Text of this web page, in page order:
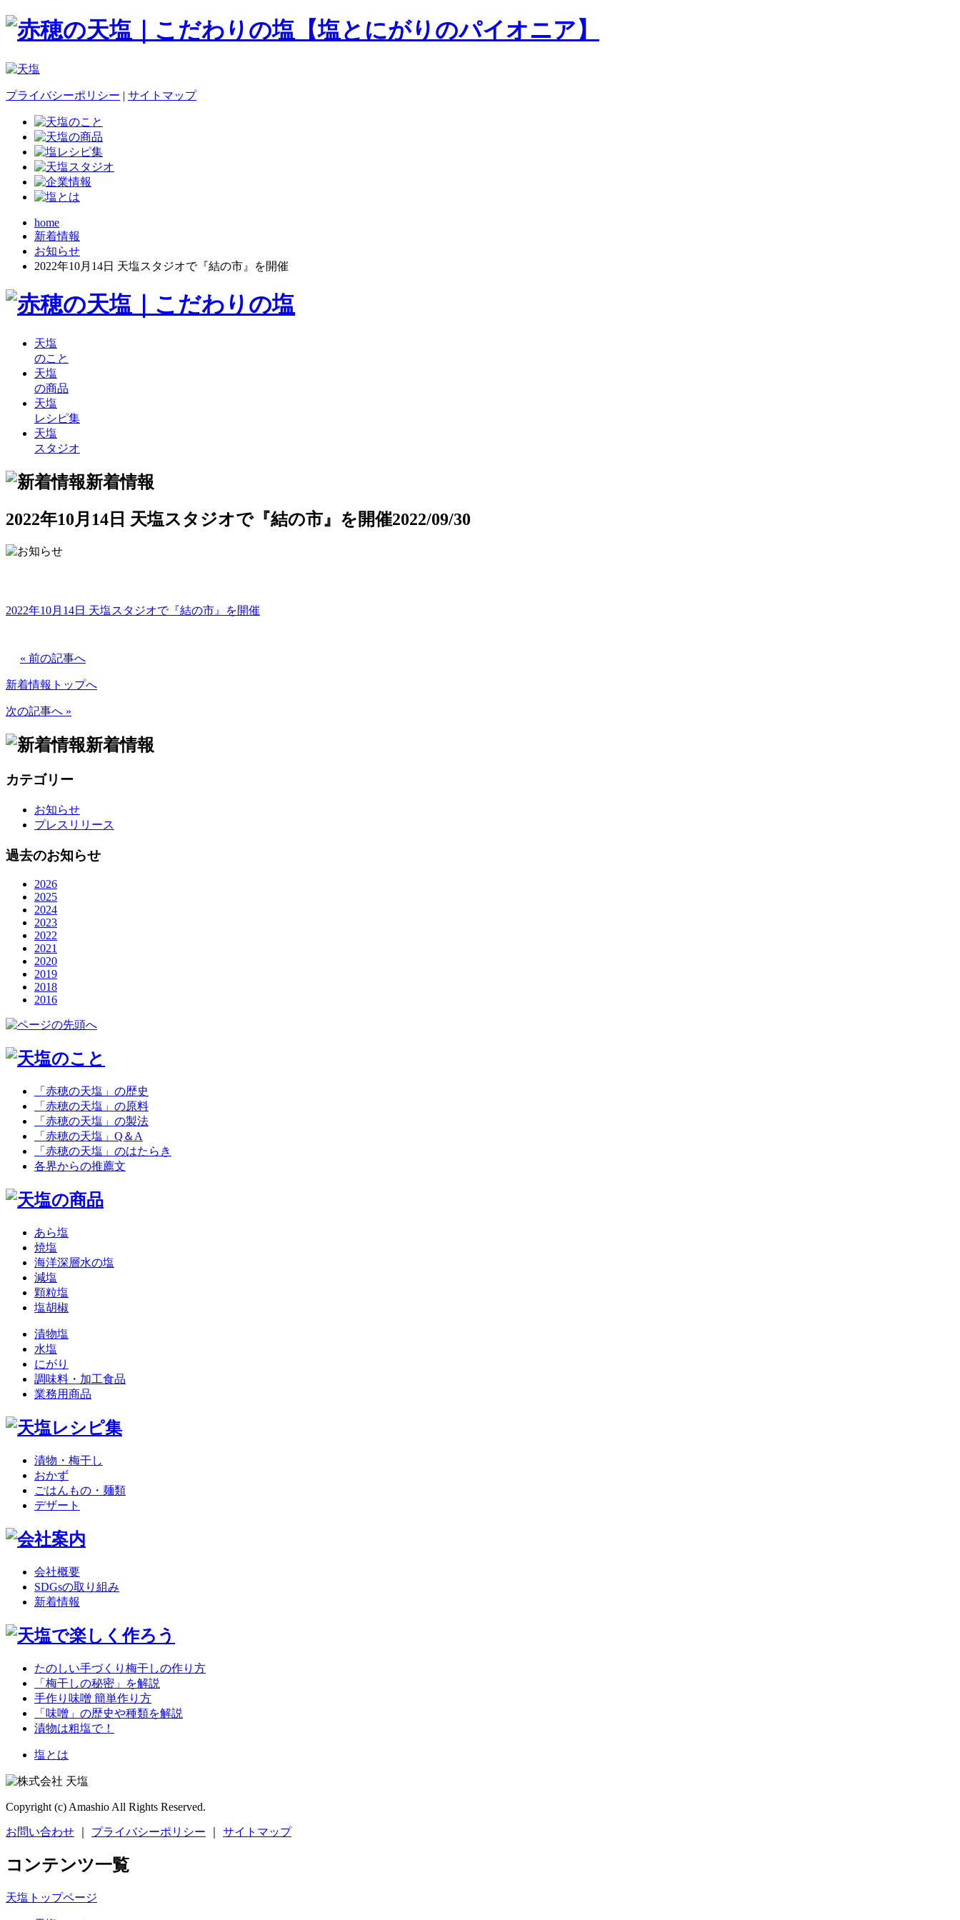
プライバシーポリシー | サイトマップ
home
新着情報
お知らせ
2022年10月14日 天塩スタジオで『結の市』を開催
天塩
のこと
天塩
の商品
天塩
レシピ集
天塩
スタジオ
新着情報
2022年10月14日 天塩スタジオで『結の市』を開催2022/09/30
2022年10月14日 天塩スタジオで『結の市』を開催
« 前の記事へ
新着情報トップへ
次の記事へ »
新着情報
カテゴリー
お知らせ
プレスリリース
過去のお知らせ
2026
2025
2024
2023
2022
2021
2020
2019
2018
2016
「赤穂の天塩」の歴史
「赤穂の天塩」の原料
「赤穂の天塩」の製法
「赤穂の天塩」Q＆A
「赤穂の天塩」のはたらき
各界からの推薦文
あら塩
焼塩
海洋深層水の塩
減塩
顆粒塩
塩胡椒
漬物塩
水塩
にがり
調味料・加工食品
業務用商品
漬物・梅干し
おかず
ごはんもの・麺類
デザート
会社概要
SDGsの取り組み
新着情報
たのしい手づくり梅干しの作り方
「梅干しの秘密」を解説
手作り味噌 簡単作り方
「味噌」の歴史や種類を解説
漬物は粗塩で！
塩とは
Copyright (c) Amashio All Rights Reserved.
お問い合わせ プライバシーポリシー サイトマップ
コンテンツ一覧
天塩トップページ